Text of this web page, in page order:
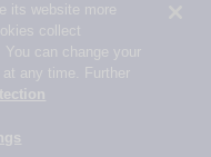
its website more
collect
can change your
any time. Further